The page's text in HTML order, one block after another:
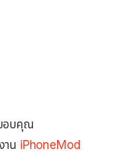
อบคุณ
าน iPhoneMod